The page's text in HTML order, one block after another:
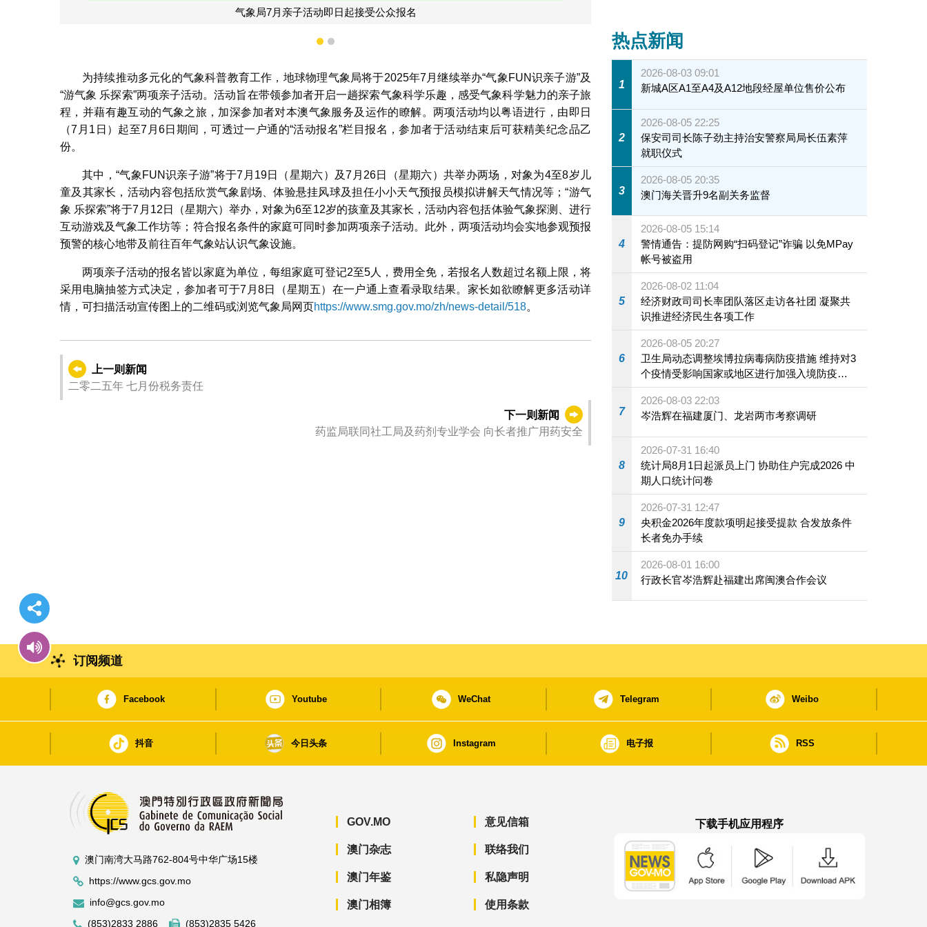
1 2
为持续推动多元化的气象科普教育工作，地球物理气象局将于2025年7月继续举办“气象FUN识亲子游”及
“游气象 乐探索”两项亲子活动。活动旨在带领参加者开启一趟探索气象科学乐趣，感受气象科学魅力的亲子旅
程，并藉有趣互动的气象之旅，加深参加者对本澳气象服务及运作的瞭解。两项活动均以粤语进行，由即日
（7月1日）起至7月6日期间，可透过一户通的“活动报名”栏目报名，参加者于活动结束后可获精美纪念品乙
份。
其中，“气象FUN识亲子游”将于7月19日（星期六）及7月26日（星期六）共举办两场，对象为4至8岁儿
童及其家长，活动内容包括欣赏气象剧场、体验悬挂风球及担任小小天气预报员模拟讲解天气情况等；“游气
象 乐探索”将于7月12日（星期六）举办，对象为6至12岁的孩童及其家长，活动内容包括体验气象探测、进行
互动游戏及气象工作坊等；符合报名条件的家庭可同时参加两项亲子活动。此外，两项活动均会实地参观预报
预警的核心地带及前往百年气象站认识气象设施。
两项亲子活动的报名皆以家庭为单位，每组家庭可登记2至5人，费用全免，若报名人数超过名额上限，将
采用电脑抽签方式决定，参加者可于7月8日（星期五）在一户通上查看录取结果。家长如欲瞭解更多活动详
情，可扫描活动宣传图上的二维码或浏览气象局网页 https://www.smg.gov.mo/zh/news-detail/518。
上一则新闻
二零二五年 七月份税务责任
下一则新闻
药监局联同社工局及药剂专业学会 向长者推广用药安全
热点新闻
1
2026-08-03 09:01
新城A区A1至A4及A12地段经屋单位售价公布
2
2026-08-05 22:25
保安司司长陈子劲主持治安警察局局长伍素萍
就职仪式
3
2026-08-05 20:35
澳门海关晋升9名副关务监督
4
2026-08-05 15:14
警情通告：提防网购“扫码登记”诈骗 以免MPay
帐号被盗用
5
2026-08-02 11:04
经济财政司司长率团队落区走访各社团 凝聚共
识推进经济民生各项工作
6
2026-08-05 20:27
卫生局动态调整埃博拉病毒病防疫措施 维持对3
个疫情受影响国家或地区进行加强入境防疫措
施
7
2026-08-03 22:03
岑浩辉在福建厦门、龙岩两市考察调研
8
2026-07-31 16:40
统计局8月1日起派员上门 协助住户完成2026 中
期人口统计问卷
9
2026-07-31 12:47
央积金2026年度款项明起接受提款 合发放条件
长者免办手续
10
2026-08-01 16:00
行政长官岑浩辉赴福建出席闽澳合作会议
订阅频道
Facebook Youtube WeChat Telegram Weibo
抖音 今日头条 Instagram 电子报 RSS
澳门南湾大马路762-804号中华广场15楼
https://www.gcs.gov.mo
info@gcs.gov.mo
(853)2833 2886
(853)2835 5426
GOV.MO
澳门杂志
澳门年鉴
澳门相簿
意见信箱
联络我们
私隐声明
使用条款
下载手机应用程序